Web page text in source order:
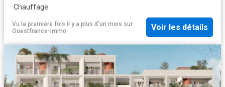
·Chauffage
Vu la première fois il y a plus d'un mois sur
Ouestfrance-immo
Voir les détails